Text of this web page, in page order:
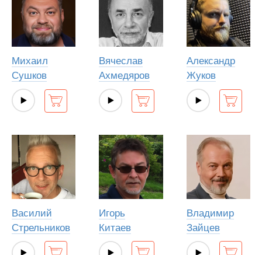
Михаил
Сушков
Вячеслав
Ахмедяров
Александр
Жуков
Василий
Стрельников
Игорь
Китаев
Владимир
Зайцев